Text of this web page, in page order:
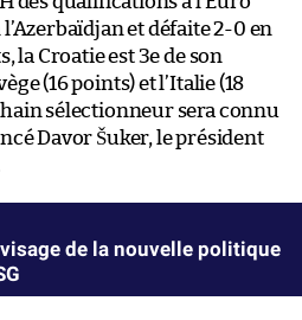
et défaite 2-0 en
la Croatie est 3e de son
(16 points) et l’Italie (18
sélectionneur sera connu
Davor Šuker, le président
de la nouvelle politique